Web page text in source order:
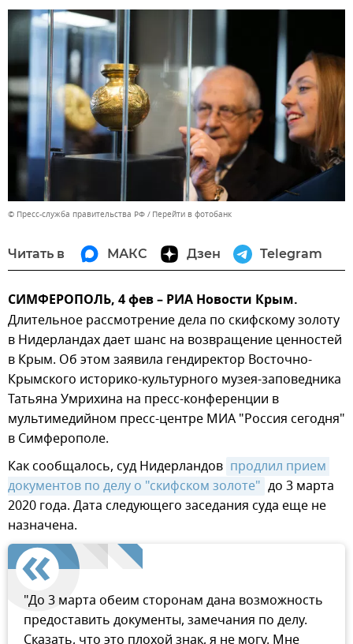
© Пресс-служба правительства РФ Перейти в фотобанк
Читать в МАКС Дзен Telegram
СИМФЕРОПОЛЬ, 4 фев – РИА Новости Крым.
Длительное рассмотрение дела по скифскому золоту
в Нидерландах дает шанс на возвращение ценностей
в Крым. Об этом заявила гендиректор Восточно-
Крымского историко-культурного музея-заповедника
Татьяна Умрихина на пресс-конференции в
мультимедийном пресс-центре МИА "Россия сегодня"
в Симферополе.
Как сообщалось, суд Нидерландов продлил прием
документов по делу о "скифском золоте" до 3 марта
2020 года. Дата следующего заседания суда еще не
назначена.
"До 3 марта обеим сторонам дана возможность
предоставить документы, замечания по делу.
Сказать, что это плохой знак, я не могу. Мне